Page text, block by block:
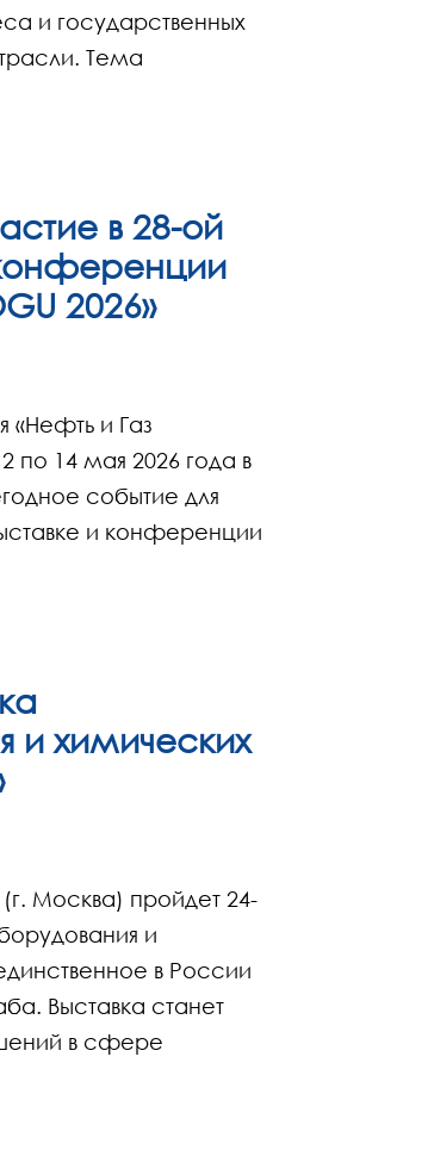
и государственных
Тема
в 28-ой
2026»
«Нефть и Газ
по 14 мая 2026 года в
событие для
и конференции
и химических
Москва) пройдет 24-
и
в России
Выставка станет
в сфере